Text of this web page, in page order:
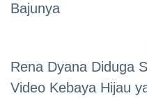
Bajunya
Rena Dyana Diduga
Video Kebaya Hijau